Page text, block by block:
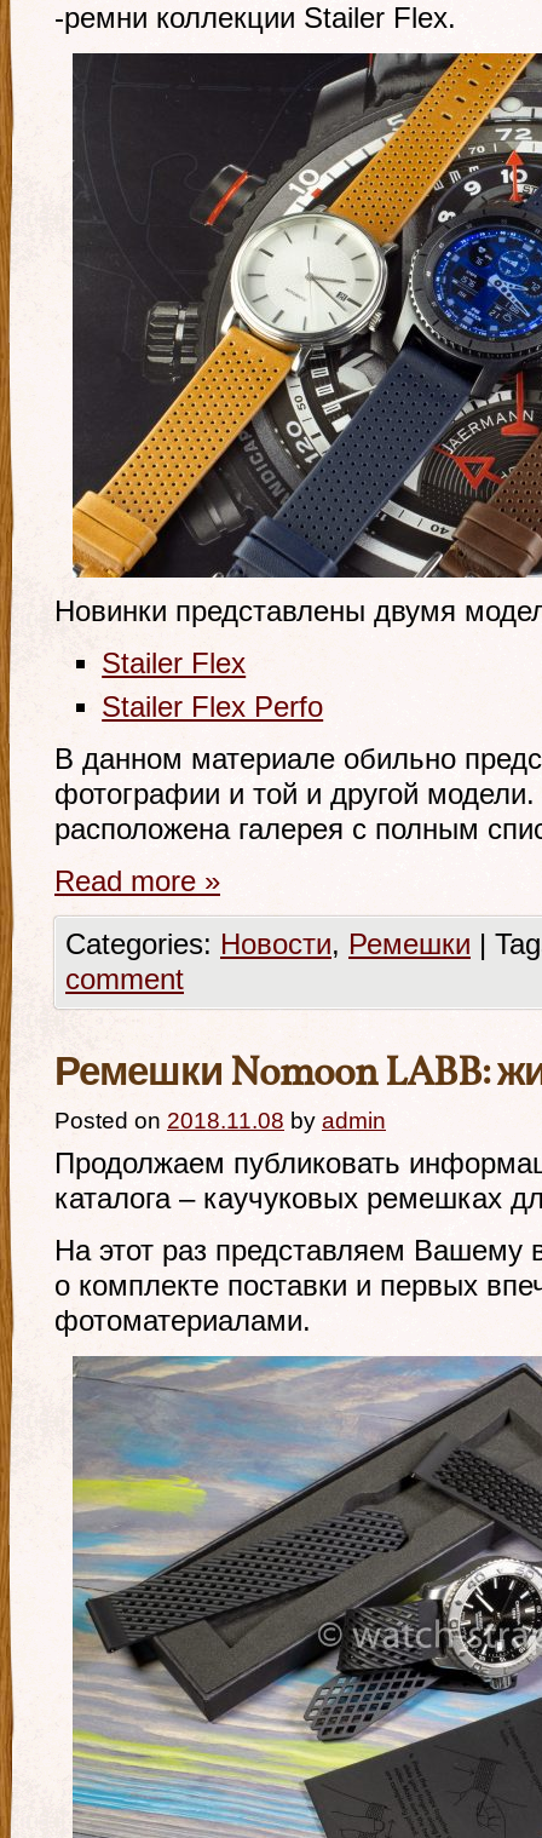
-ремни коллекции Stailer Flex.
Новинки представлены двумя
Stailer Flex
Stailer Flex Perfo
В данном материале обильно
фотографии и той и другой
расположена галерея с полным
Read more »
Categories: Новости, Ремешки |
comment
Ремешки Nomoon LABB:
Posted on 2018.11.08 by admin
Продолжаем публиковать
каталога – каучуковых ремешках
На этот раз представляем
о комплекте поставки и первых
фотоматериалами.